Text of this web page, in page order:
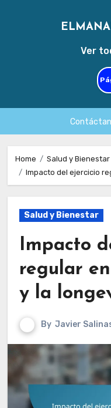
Ver
content
Home
Salud y Bienestar
Impacto del ejercicio
Salud y Bienestar
Impacto
regular
y la
By Javier